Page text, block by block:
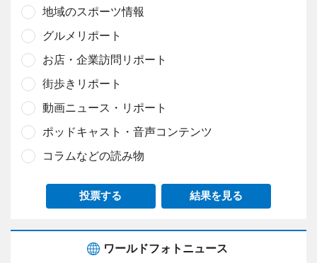
地域のスポーツ情報
グルメリポート
お店・企業訪問リポート
街歩きリポート
動画ニュース・リポート
ポッドキャスト・音声コンテンツ
コラムなどの読み物
投票する 結果を見る
ワールドフォトニュース